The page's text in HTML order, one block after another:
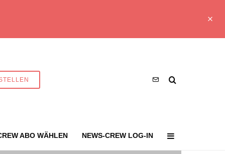
ABO WÄHLEN NEWS-CREW LOG-IN